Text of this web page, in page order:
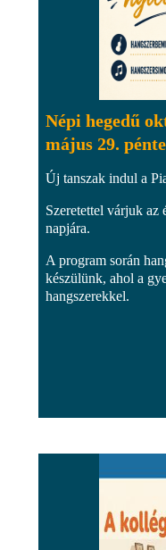
Népi hegedű
május 29.
Új tanszak indul a
Szeretettel várjuk
napjára.
A program során
készülünk, ahol a
hangszerekkel.